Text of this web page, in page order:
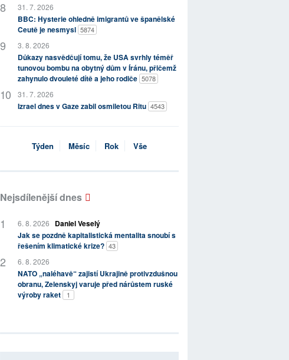
31. 7. 2026
BBC: Hysterie ohledně imigrantů ve španělské
Ceutě je nesmysl 5874
3. 8. 2026
Důkazy nasvědčují tomu, že USA svrhly téměř
tunovou bombu na obytný dům v Íránu, přičemž
zahynulo dvouleté dítě a jeho rodiče 5078
31. 7. 2026
Izrael dnes v Gaze zabil osmiletou Ritu 4543
Týden Měsíc Rok Vše
Nejsdílenější dnes
6. 8. 2026
Daniel Veselý
Jak se pozdně kapitalistická mentalita snoubí s
řešením klimatické krize? 43
6. 8. 2026
NATO „naléhavě“ zajistí Ukrajině protivzdušnou
obranu, Zelenskyj varuje před nárůstem ruské
výroby raket
1